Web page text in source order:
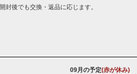
後でも交換・返品に応じます。
09月の予定(赤が休み)